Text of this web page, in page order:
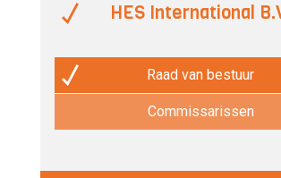
HES International
Raad van bestuur
Commissarissen